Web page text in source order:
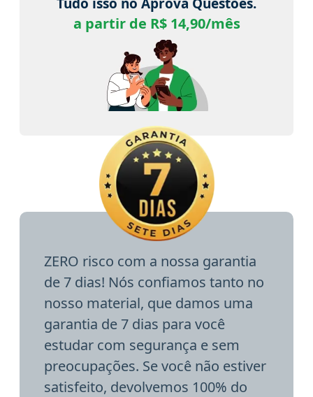
a partir de R$ 14,90/mês
ZERO risco com a nossa garantia
de 7 dias! Nós confiamos tanto no
nosso material, que damos uma
garantia de 7 dias para você
estudar com segurança e sem
preocupações. Se você não estiver
satisfeito, devolvemos 100% do